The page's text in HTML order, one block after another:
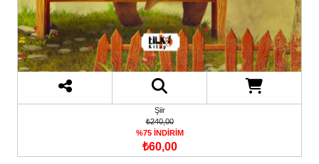
Şiir
₺240,00
%75 İNDİRİM
₺60,00